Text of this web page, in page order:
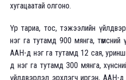
хугацаатай олгоно.
Үр тариа, тос, тэжээлийн
нэг га тутамд 900 мянга, төмсний
ААН-д нэг га тутамд 12 сая,
д нэг га тутамд 300 мянга,
үйлдвэрлэл эрхлэгч иргэн, ААН-д